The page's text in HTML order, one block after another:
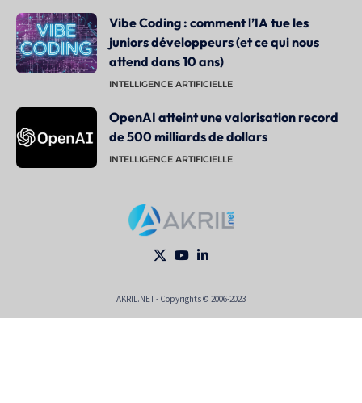
Vibe Coding : comment l’IA tue les
juniors développeurs (et ce qui nous
attend dans 10 ans)
INTELLIGENCE ARTIFICIELLE
OpenAI atteint une valorisation record
de 500 milliards de dollars
INTELLIGENCE ARTIFICIELLE
AKRIL.NET - Copyrights © 2006-2023